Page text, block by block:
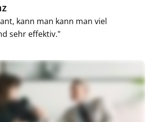
kann man kann man viel
sehr effektiv."